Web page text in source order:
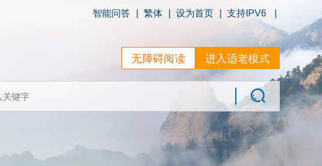
智能问答 繁体 设为首页 支持IPV6
进入适老模式
无障碍阅读